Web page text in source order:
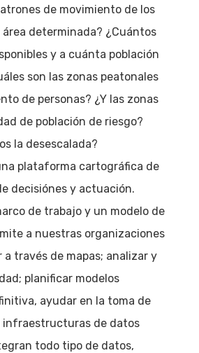
de movimiento de los
determinada? ¿Cuántos
y a cuánta población
son las zonas peatonales
de personas? ¿Y las zonas
de población de riesgo?
la desescalada?
plataforma cartográfica de
decisiónes y actuación.
de trabajo y un modelo de
a nuestras organizaciones
través de mapas; analizar y
planificar modelos
ayudar en la toma de
infraestructuras de datos
todo tipo de datos,
Eventos
Empresas
Noticias